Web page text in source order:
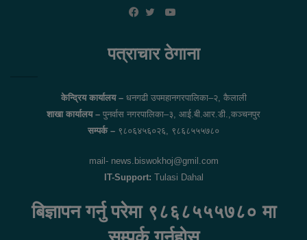
YouTube
पत्राचार ठेगाना
केन्द्रिय कार्यालय –धनगढी उपमहानगरपालिका–२, कैलाली
शाखा कार्यालय – पुनर्वास नगरपालिका–३, आई.बी.आर.डी.,कञ्चनपुर
सम्पर्क – ९८०६४५६०२६, ९८६८५५५७८०
mail- news.biswokhoj@gmil.com
IT-Support: Tulasi Dahal
बिज्ञापन गर्नु परेमा ९८६८५५५७८० मा